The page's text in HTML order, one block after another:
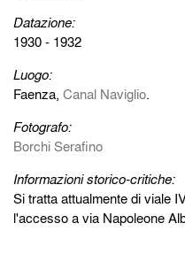
Datazione:
1930 - 1932
Luogo:
Faenza,Canal Naviglio.
Fotografo:
Borchi Serafino
Informazioni storico-critiche:
Si tratta attualmente di viale
l'accesso a via Napoleone